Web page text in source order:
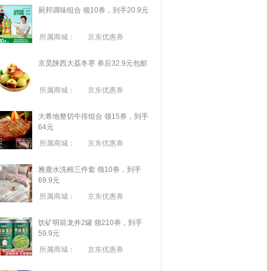
厨邦调味组合 领10券，到手20.9元
所属商城： 京东优惠券
京觅陕西大荔冬枣 券后32.9元包邮
所属商城： 京东优惠券
大希地整切牛排组合 领15券，到手
64元
所属商城：
京东优惠券
雅鹿水洗棉三件套 领10券，到手
69.9元
所属商城：
京东优惠券
饮矿明前龙井2罐 领210券，到手
59.9元
所属商城：
京东优惠券